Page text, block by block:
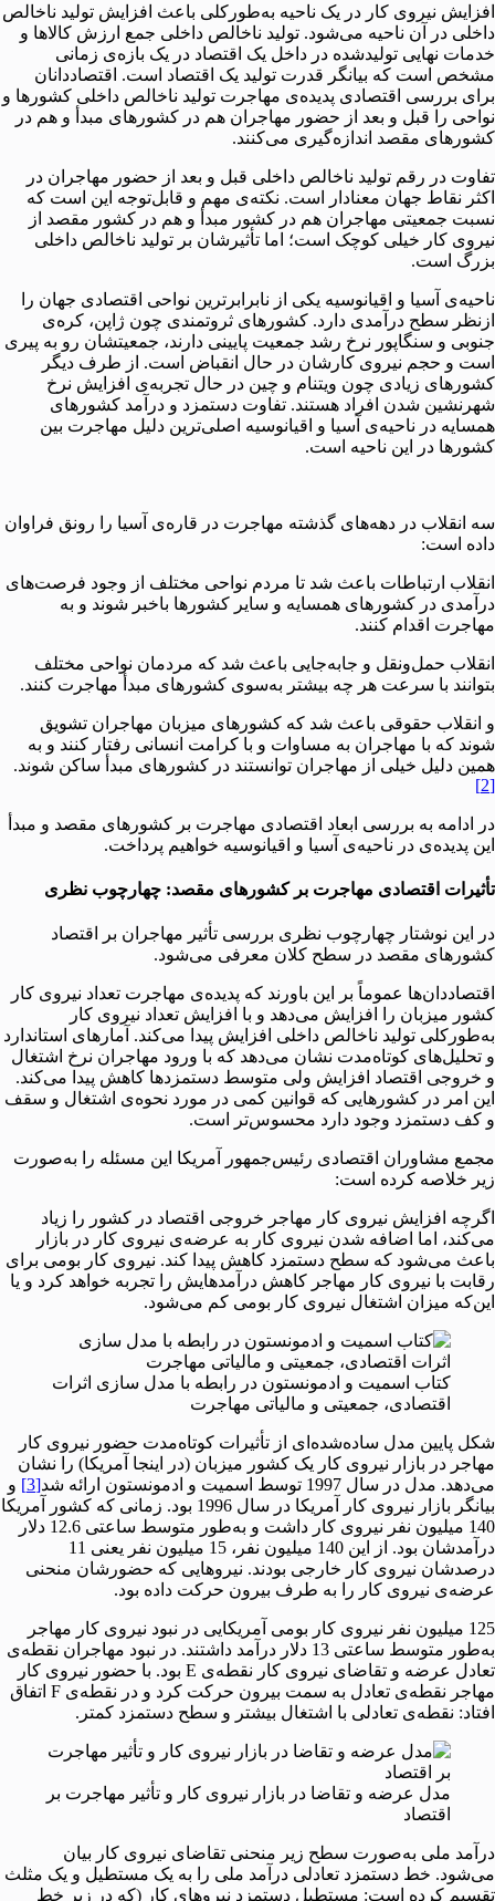
افزایش نیروی کار در یک ناحیه به‌طورکلی باعث افزایش تولید ناخالص
داخلی در آن ناحیه می‌شود. تولید ناخالص داخلی جمع ارزش کالاها و
خدمات نهایی تولیدشده در داخل یک اقتصاد در یک بازه‌ی زمانی
مشخص است که بیانگر قدرت تولید یک اقتصاد است. اقتصاددانان
برای بررسی اقتصادی پدیده‌ی مهاجرت تولید ناخالص داخلی کشورها و
نواحی را قبل و بعد از حضور مهاجران هم در کشورهای مبدأ و هم در
کشورهای مقصد اندازه‌گیری می‌کنند.
تفاوت در رقم تولید ناخالص داخلی قبل و بعد از حضور مهاجران در
اکثر نقاط جهان معنادار است. نکته‌ی مهم و قابل‌توجه این است که
نسبت جمعیتی مهاجران هم در کشور مبدأ و هم در کشور مقصد از
نیروی کار خیلی کوچک است؛ اما تأثیرشان بر تولید ناخالص داخلی
بزرگ است.
ناحیه‌ی آسیا و اقیانوسیه یکی از نابرابرترین نواحی اقتصادی جهان را
ازنظر سطح درآمدی دارد. کشورهای ثروتمندی چون ژاپن،‌ کره‌ی
جنوبی و سنگاپور نرخ رشد جمعیت پایینی دارند،‌ جمعیتشان رو به پیری
است و حجم نیروی کارشان در حال انقباض است. از طرف دیگر
کشورهای زیادی چون ویتنام و چین در حال تجربه‌ی افزایش نرخ
شهرنشین شدن افراد هستند. تفاوت دستمزد و درآمد کشورهای
همسایه در ناحیه‌ی آسیا و اقیانوسیه اصلی‌ترین دلیل مهاجرت بین
کشورها در این ناحیه است.
سه انقلاب در دهه‌های گذشته مهاجرت در قاره‌ی آسیا را رونق فراوان
داده است:
انقلاب ارتباطات باعث شد تا مردم نواحی مختلف از وجود فرصت‌های
درآمدی در کشورهای همسایه و سایر کشورها باخبر شوند و به
مهاجرت اقدام کنند.
انقلاب حمل‌ونقل و جابه‌جایی باعث شد که مردمان نواحی مختلف
بتوانند با سرعت هر چه بیشتر به‌سوی کشورهای مبدأ مهاجرت کنند.
و انقلاب حقوقی باعث شد که کشورهای میزبان مهاجران تشویق
شوند که با مهاجران به مساوات و با کرامت انسانی رفتار کنند و به
همین دلیل خیلی از مهاجران توانستند در کشورهای مبدأ ساکن شوند.
[2]
در ادامه به بررسی ابعاد اقتصادی مهاجرت بر کشورهای مقصد و مبدأ
این پدیده‌ی در ناحیه‌ی آسیا و اقیانوسیه خواهیم پرداخت.
تأثیرات اقتصادی مهاجرت بر کشورهای مقصد: چهارچوب نظری
در این نوشتار چهارچوب نظری بررسی تأثیر مهاجران بر اقتصاد
کشورهای مقصد در سطح کلان معرفی می‌شود.
اقتصاددان‌ها عموماً بر این باورند که پدیده‌ی مهاجرت تعداد نیروی کار
کشور میزبان را افزایش می‌دهد و با افزایش تعداد نیروی کار
به‌طورکلی تولید ناخالص داخلی افزایش پیدا می‌کند. آمارهای استاندارد
و تحلیل‌های کوتاه‌مدت نشان می‌دهد که با ورود مهاجران نرخ اشتغال
و خروجی اقتصاد افزایش ولی متوسط دستمزدها کاهش پیدا می‌کند.
این امر در کشورهایی که قوانین کمی در مورد نحوه‌ی اشتغال و سقف
و کف دستمزد وجود دارد محسوس‌تر است.
مجمع مشاوران اقتصادی رئیس‌جمهور آمریکا این مسئله را به‌صورت
زیر خلاصه کرده است:
اگرچه افزایش نیروی کار مهاجر خروجی اقتصاد در کشور را زیاد
می‌کند، اما اضافه شدن نیروی کار به عرضه‌ی نیروی کار در بازار
باعث می‌شود که سطح دستمزد کاهش پیدا کند. نیروی کار بومی برای
رقابت با نیروی کار مهاجر کاهش درآمدهایش را تجربه خواهد کرد و یا
این‌که میزان اشتغال نیروی کار بومی کم می‌شود.
کتاب اسمیت و ادمونستون در رابطه با مدل سازی اثرات
اقتصادی، جمعیتی و مالیاتی مهاجرت
شکل پایین مدل ساده‌شده‌ای از تأثیرات کوتاه‌مدت حضور نیروی کار
مهاجر در بازار نیروی کار یک کشور میزبان (در اینجا آمریکا) را نشان
می‌دهد. مدل در سال 1997 توسط اسمیت و ادمونستون ارائه شد
[3]
و
بیانگر بازار نیروی کار آمریکا در سال 1996 بود. زمانی که کشور آمریکا
140 میلیون نفر نیروی کار داشت و به‌طور متوسط ساعتی 12.6 دلار
درآمدشان بود. از این 140 میلیون نفر، 15 میلیون نفر یعنی 11
درصدشان نیروی کار خارجی بودند. نیروهایی که حضورشان منحنی
عرضه‌ی نیروی کار را به طرف بیرون حرکت داده بود.
125 میلیون نفر نیروی کار بومی آمریکایی در نبود نیروی کار مهاجر
به‌طور متوسط ساعتی 13 دلار درآمد داشتند. در نبود مهاجران نقطه‌ی
تعادل عرضه و تقاضای نیروی کار نقطه‌ی E بود. با حضور نیروی کار
مهاجر نقطه‌ی تعادل به سمت بیرون حرکت کرد و در نقطه‌ی F اتفاق
افتاد: نقطه‌ی تعادلی با اشتغال بیشتر و سطح دستمزد کمتر.
مدل عرضه و تقاضا در بازار نیروی کار و تأثیر مهاجرت بر
اقتصاد
درآمد ملی به‌صورت سطح زیر منحنی تقاضای نیروی کار بیان
می‌شود. خط دستمزد تعادلی درآمد ملی را به یک مستطیل و یک مثلث
تقسیم کرده است: مستطیل دستمزد نیروهای کار (که در زیر خط